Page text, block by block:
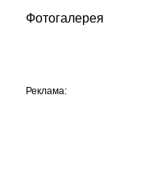
Фотогалерея
Реклама: